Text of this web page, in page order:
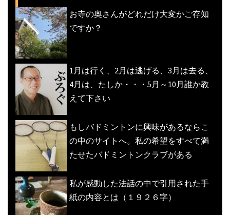
お寺の奥さんがどれだけ大変かご存知
ですか？
1月は行く、2月は逃げる、3月は去る、
4月は、たしか・・・5月～10月誰か教
えて下さい
もしバドミントンに興味があるならこ
の中のサイトへ。私の希望をすべて満
たせたバドミントンクラブがある
私が感動した法話の中で引用された手
紙の内容とは（１９２６字）